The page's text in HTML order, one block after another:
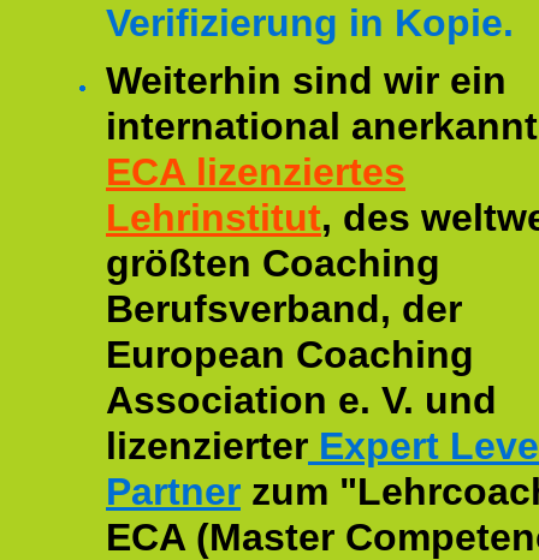
Verifizierung in Kopie.
Weiterhin sind wir ein
international
ECA lizenziertes
Lehrinstitut, des
größten Coaching
Berufsverband, der
European Coaching
Association e. V. und
lizenzierter Expert
Partner zum
ECA (Master